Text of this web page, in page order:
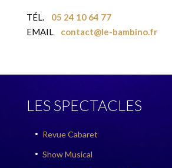
TÉL.
05 24 10 64 77
EMAIL
contact@le-bambino.fr
LES SPECTACLES
 Revue Cabaret
 Show Musical